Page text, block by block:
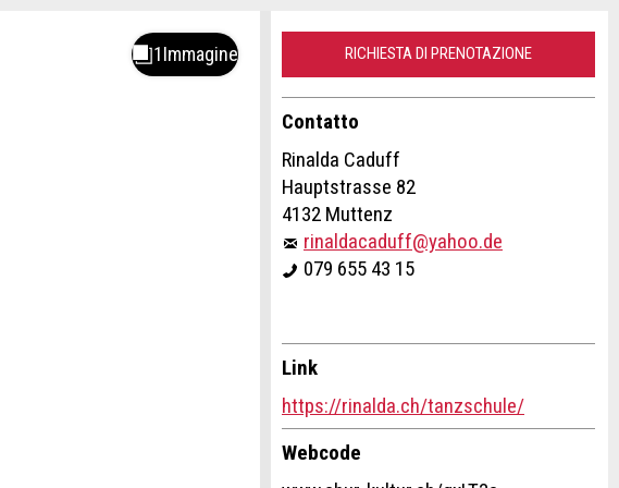
RICHIESTA DI PRENOTAZIONE
Contatto
Rinalda Caduff
Hauptstrasse 82
4132 Muttenz
rinaldacaduff@yahoo.de
079 655 43 15
Link
https://rinalda.ch/tanzschule/
Webcode